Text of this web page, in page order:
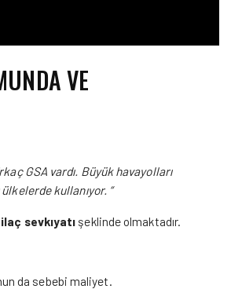
VE
GSA vardı. Büyük havayolları
kullanıyor. “
ilaç sevkıyatı şeklinde olmaktadır.
da sebebi maliyet.